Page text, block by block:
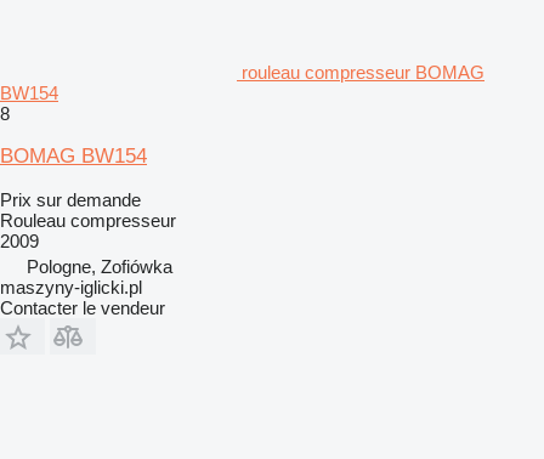
rouleau compresseur BOMAG
BW154
8
BOMAG BW154
Prix sur demande
Rouleau compresseur
2009
Pologne, Zofiówka
maszyny-iglicki.pl
Contacter le vendeur